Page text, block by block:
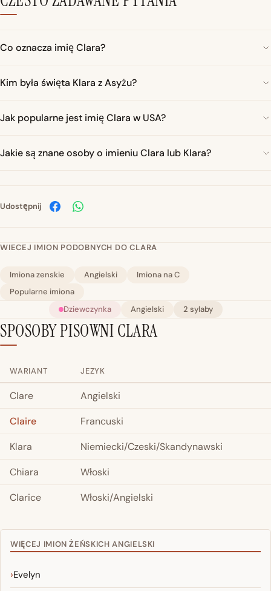
Co oznacza imię Clara?
Kim była święta Klara z Asyżu?
Jak popularne jest imię Clara w USA?
Jakie są znane osoby o imieniu Clara lub Klara?
Udostępnij
WIECEJ IMION PODOBNYCH DO CLARA
Imiona zenskie Angielski
Imiona na C
Popularne imiona
Dziewczynka
Angielski 2 sylaby
SPOSOBY PISOWNI CLARA
WARIANT JEZYK
Clare
Angielski
Claire
Francuski
Klara
Niemiecki/Czeski/Skandynawski
Chiara
Włoski
Clarice
Włoski/Angielski
WIĘCEJ IMION ŻEŃSKICH ANGIELSKI
Evelyn